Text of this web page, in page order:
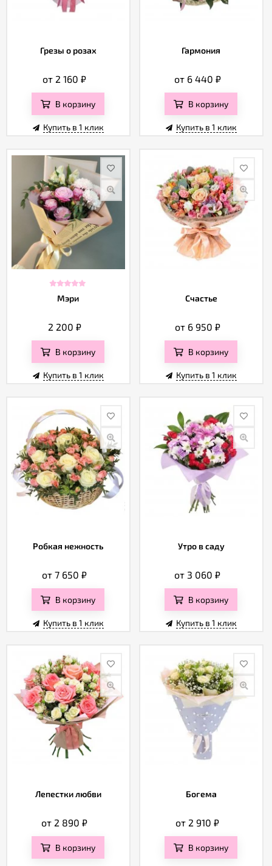
Грезы о розах
от 2 160₽
В корзину
Купить в 1 клик
Гармония
от 6 440 ₽
В корзину
Купить в 1 клик
Мэри
2 200 ₽
В корзину
Купить в 1 клик
Счастье
от 6 950 ₽
В корзину
Купить в 1 клик
Робкая нежность
от 7 650₽
В корзину
Купить в 1 клик
Утро в саду
от 3 060₽
В корзину
Купить в 1 клик
Лепестки любви
от 2 890₽
В корзину
Богема
от 2 910₽
В корзину